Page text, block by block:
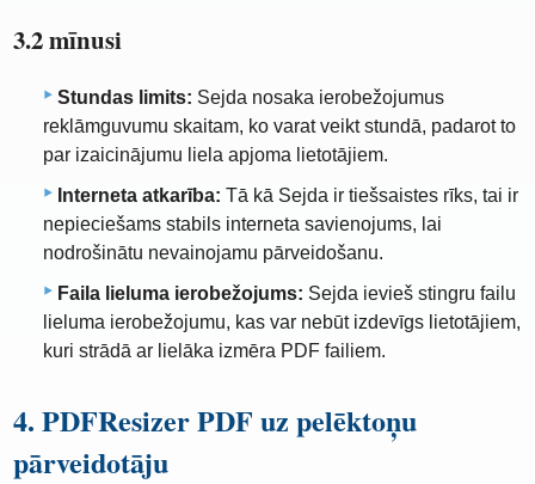
3.2 mīnusi
Stundas limits: Sejda nosaka ierobežojumus
reklāmguvumu skaitam, ko varat veikt stundā, padarot to
par izaicinājumu liela apjoma lietotājiem.
Interneta atkarība: Tā kā Sejda ir tiešsaistes rīks, tai ir
nepieciešams stabils interneta savienojums, lai
nodrošinātu nevainojamu pārveidošanu.
Faila lieluma ierobežojums: Sejda ievieš stingru failu
lieluma ierobežojumu, kas var nebūt izdevīgs lietotājiem,
kuri strādā ar lielāka izmēra PDF failiem.
4. PDFResizer PDF uz pelēktoņu
pārveidotāju